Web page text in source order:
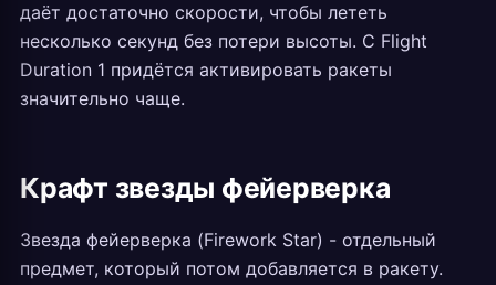
даёт достаточно скорости, чтобы лететь
несколько секунд без потери высоты. С Flight
Duration 1 придётся активировать ракеты
значительно чаще.
Крафт звезды фейерверка
Звезда фейерверка (Firework Star) - отдельный
предмет, который потом добавляется в ракету.